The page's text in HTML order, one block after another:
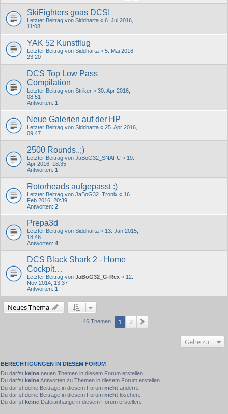
SkiFighters goas DCS!
Letzter Beitrag von Siddharta « 6. Jul 2016,
11:08
YAK 52 Kunstflug
Letzter Beitrag von Siddharta « 5. Mai 2016,
23:20
DCS Top Low Pass
Compilation
Letzter Beitrag von Striker « 30. Apr 2016,
08:51
Antworten: 1
Neue Galerien auf der HP
Letzter Beitrag von Siddharta « 25. Apr 2016,
09:47
2500 Rounds..;)
Letzter Beitrag von JaBoG32_SNAFU « 19.
Apr 2016, 18:35
Antworten: 1
Rotorheads aufgepasst :)
Letzter Beitrag von JaBoG32_Tronix « 16.
Feb 2016, 20:39
Antworten: 2
Prepa3d
Letzter Beitrag von Siddharta « 13. Jan 2015,
18:46
Antworten: 4
DCS Black Shark 2 - Home
Cockpit…
Letzter Beitrag von JaBoG32_G-Rex « 12.
Nov 2014, 13:37
Antworten: 1
Neues Thema
46 Themen 1 2
Gehe zu
BERECHTIGUNGEN IN DIESEM FORUM
Du darfst keine neuen Themen in diesem Forum erstellen.
Du darfst keineAntworten zu Themen in diesem Forum erstellen.
Du darfst deine Beiträge in diesem Forum nicht ändern.
Du darfst deine Beiträge in diesem Forum nicht löschen.
Du darfst keine Dateianhänge in diesem Forum erstellen.